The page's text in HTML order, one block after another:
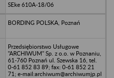
SEke 610A-18/06
BORDING POLSKA, Poznań
Przedsiębiorstwo Usługowe
"ARCHIWUM" Sp. z o.o. w Poznaniu,
61-760 Poznań ul. Szewska 16, tel.
0-61 852 83 89; fax: 0-61 852 21
71; e-mail:archiwum@archiwumjp.pl